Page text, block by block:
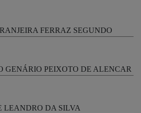
FERRAZ SEGUNDO
GENÁRIO PEIXOTO DE ALENCAR
LEANDRO DA SILVA